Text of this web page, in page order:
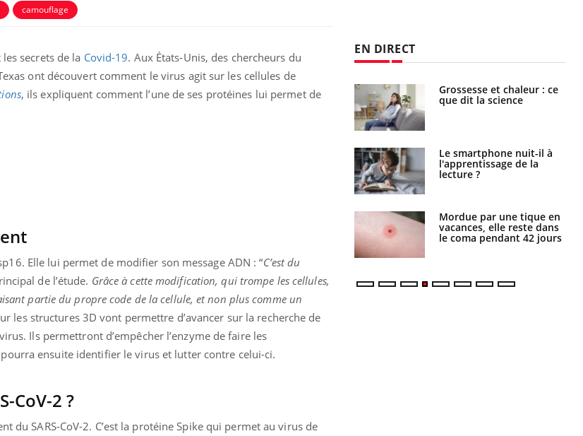
camouflage
secrets de la Covid-19. Aux États-Unis, des chercheurs du
ont découvert comment le virus agit sur les cellules de
, ils expliquent comment l’une de ses protéines lui permet de
Elle lui permet de modifier son message ADN : “C’est du
de l’étude. Grâce à cette modification, qui trompe les cellules,
partie du propre code de la cellule, et non plus comme un
les structures 3D vont permettre d’avancer sur la recherche de
Ils permettront d’empêcher l’enzyme de faire les
ensuite identifier le virus et lutter contre celui-ci.
CoV-2 ?
du SARS-CoV-2. C’est la protéine Spike qui permet au virus de
EN DIRECT
La sieste empêche-t-elle
de dormir la nuit ?
jours de vos vacances ?
Fortes chaleurs :
pourquoi le risque de
Grossesse et chaleur : ce
que dit la science
Le smartphone nuit-il à
l'apprentissage de la
lecture ?
Mordue par une tique en
vacances, elle reste dans
le coma pendant 42 jours